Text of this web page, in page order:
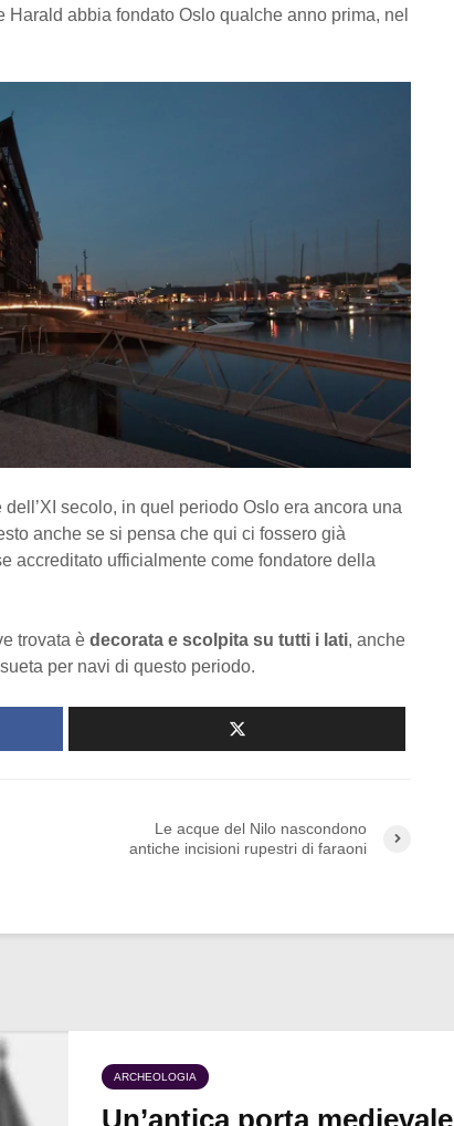
abbia fondato Oslo qualche anno prima, nel
secolo, in quel periodo Oslo era ancora una
anche se si pensa che qui ci fossero già
accreditato ufficialmente come fondatore della
trovata è decorata e scolpita su tutti i lati, anche
per navi di questo periodo.
Le acque del Nilo nascondono
antiche incisioni rupestri di faraoni
ARCHEOLOGIA